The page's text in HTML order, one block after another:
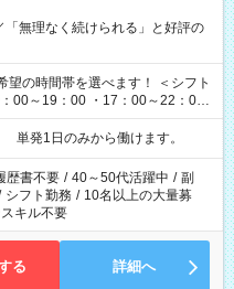
「無理なく続けられる」と好評の
00～19：00 ・17：00～22：00
～翌6：00 など
単発1日のみから働けます。
歴書不要 / 40～50代活躍中 / 副
シフト勤務 / 10名以上の大量募
キル不要
る 詳細へ